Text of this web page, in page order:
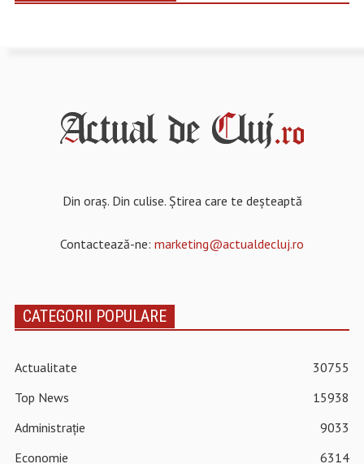
Din oraș. Din culise. Știrea care te deșteaptă
Contactează-ne: marketing@actualdecluj.ro
CATEGORII POPULARE
Actualitate
30755
Top News
15938
Administrație
9033
Economie
6314